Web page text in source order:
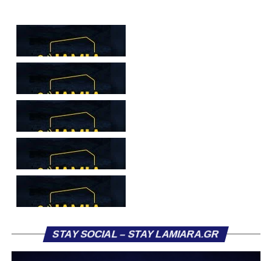
Ιδιαίτερο ενδιαφέρον παρουσιάζει η περίπτωση του
Βασίλη Τρούμπουλου, ο οποίος βρέθηκε στο στόχαστρο
αρκετών ομάδων το φετινό καλοκαίρι. Ανάμεσα στους
συλλόγους που ενδιαφέρθηκαν έντονα για την απόκτησή
του ήταν η Κόρινθος και ο Ιωνικός, με την ομάδα της
Κορίνθου να εμφανίζεται για μεγάλο χρονικό διάστημα ως
το φαβορί για την υπογραφή του. Ωστόσο, η εξέλιξη ήταν
διαφορετική, καθώς ο 23χρονος αμυντικός επέλεξε τελικά
τον Σαρωνικό Αναβύσσου, όπου θα συναντήσει ξανά τον
πρώην συμπαίκτη του στον ΠΑΣ Λαμία, Χρυσόστομο
«Ο Α.Ο. Σαρωνικός Αναβύσσου ανακοινώνει την
STAY SOCIAL – STAY LAMIARA.GR